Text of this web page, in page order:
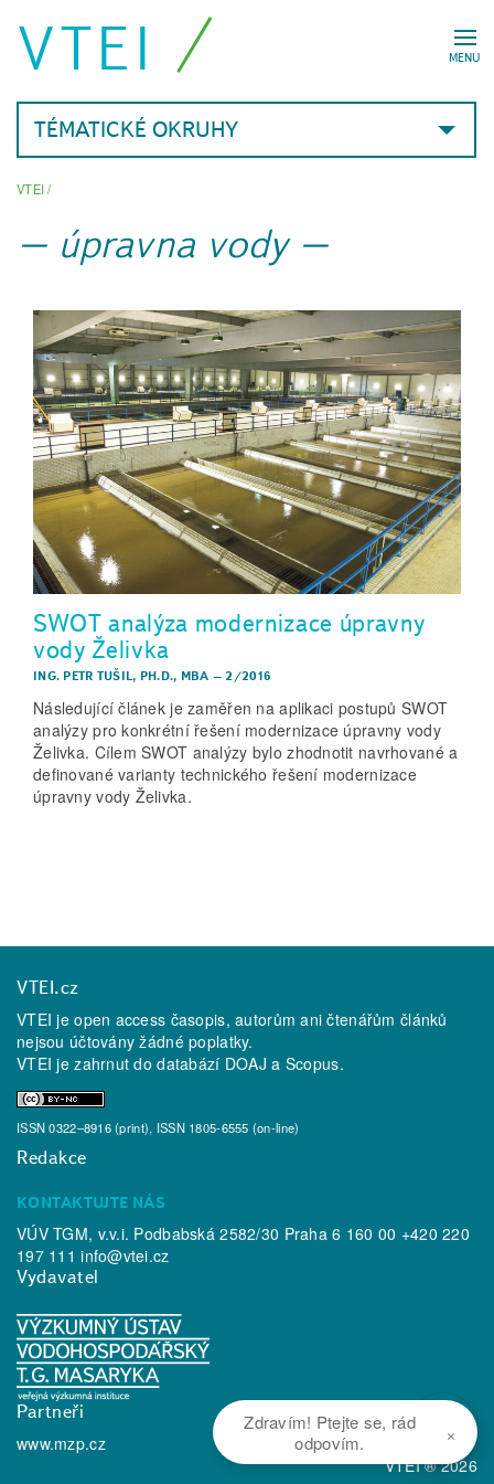
MENU
VTEI
TÉMATICKÉ OKRUHY
VTEI/
úpravna vody
SWOT analýza modernizace úpravny
vody Želivka
ING. PETR TUŠIL, PH.D., MBA –2/2016
Následující článek je zaměřen na aplikaci postupů SWOT
analýzy pro konkrétní řešení modernizace úpravny vody
Želivka. Cílem SWOT analýzy bylo zhodnotit navrhované a
definované varianty technického řešení modernizace
úpravny vody Želivka.
VTEI.cz
VTEI je open access časopis, autorům ani čtenářům článků
nejsou účtovány žádné poplatky.
VTEI je zahrnut do databází DOAJ a Scopus.
ISSN 0322–8916 (print), ISSN 1805-6555 (on-line)
Redakce
KONTAKTUJTE NÁS
VÚV TGM, v.v.i. Podbabská 2582/30 Praha 6 160 00 +420 220
197 111info@vtei.cz
Vydavatel
Partneři
www.mzp.cz
VTEI ® 2026
Zdravím! Ptejte se, rád
odpovím.
×